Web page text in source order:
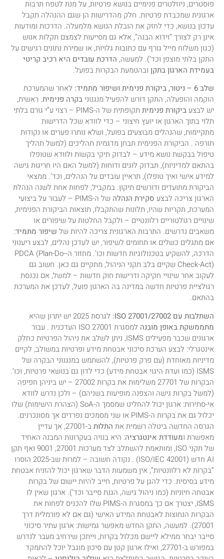
פוסטרים, ניוזלטרים פנימיים בנושא פרטיות, על מנת לטפח תרבות
ארגונית שמכבדת פרטיות. חלק מהדרישות הן שגם ההנהלה תקבל
עדכון בנושא, כדי לחזק את הובלת הנושא מלמעלה. הדרכות ומודעות
אינן רק לצורך “וידוא הבנה”, אלא גם מסייעות לצמצם תקלות אנוש
(כגון משלוח מייל גורף עם כתובות גלויות, או שמירת נתונים רגישים על
התקן בלתי מוצפן וכד’). למעשה, הדרכת עובדים היא רכיב קריטי
בעמידת הארגון בתקן ובהטמעת הבקרות בפועל.
שלב 6 – ניטור, ביקורת פנימית ושיפור מתמיד:
לאחר שהמערכת
הוקמה והופעלה, התקן דורש להפעיל מנגנוניבקרה פנימית. ראשית,
יש לבצעביקורת פנימית
תקופתית של ה-PIMS – רצוי ע”י גורם בלתי
תלוי בתוך הארגון או יועץ חיצוני – כדי לוודא שכל הדרישות
מתקיימות, שהנהלים מבוצעים בפועל, ושלא נותרו פערים או נקודות
תורפה . הביקורת הפנימית תבחן מדגמית תהליכים (למשל תהליך
טיפול בבקשת נושא מידע – לבדוק תיקי בקשות ולוודא שטופלו
בהתאם למדיניות), תבדוק לוגים ודוחות (למשל האם היו חריגות גישה
למידע אישי ואיך טופלו), תראיין עובדים על הנהלים, וכד’. ממצאי
הביקורת מתועדים ודורשים תיקון. במקביל, לפחות אחת לשנה הנהלת
הארגון צריכה לבצע סקירת הנהלה
של ה-PIMS – לעבור על ביצועי
המערכת, תקריות שהיו, תלונות שהתקבלו, תוצאות הביקורת הפנימית,
שינויים רגולטוריים רלוונטיים – ולקבל החלטות על שיפורים או
משאבים נדרשים. התרבות הארגונית צריכה להיות של שיפור מתמיד:
אם מתגלים כשלים או תחומים לשיפור, יש לעדכן נהלים, לבצע ריענוני
הדרכה, להשקיע בטכנולוגיות חדשות וכו’. מחזור ה-PDCA (Plan-Do-
Check-Act) שקיים בלב תקני הניהול, מתקיים גם כאן. חשוב גם
לעקוב אחר שינויי חקיקה ודרישות חוק חדשות – למשל, אם נכנסת
רגולציית פרטיות חדשה במדינה בה הארגון פועל, לעדכן את המערכת
בהתאם.
השתלבות עם ISO 27001/27002:
לגרסת 2025 יש יתרון שהיא
מתממשקת באופן מובנה
למסגרת ISO 27001 העדכנית . עבור
ארגונים שכבר מפעילים ISMS, ניתן לשלב את ניהול הפרטיות כחלק
אינטגרלי: לבצע הערכת סיכוני אבטחת מידע ופרטיות במשולב, לקיים
מדיניות מאוחדת (עם פרק פרטיות), להשתמש במנגנוני הבקרה של
ISMS (כמו ועדת היגוי אבטחת מידע) כדי לדון גם בנושאי פרטיות, וכו’.
הבקרות של 27701 משלימות את בקרות 27002 – יש ביניהן חפיפה
(למשל בקרות גישה והצפנה מופיעות בשניהם) – ולכן נדרש לוודא
אי-סתירות: ארגון יכול להחליט שמסמך ה-SoA (הצהרת הישימות) שלו
יכלול גם את בקרות ה-PIMS או שני מסמכים נפרדים אך מסונכרנים.
הגרסה החדשה ביטלה רשמית את התלות
ב-27001, אך עדיין
מאפשרת ומעודדת אינטגרציה: היא בנויה בעקרונות המבנה האחיד
של תקני ISO, ומותאמת להשתלב לצד מערכות 27001, 9001 ואף תקן
AI חדש (ISO/IEC 42001) . נקודה חשובה – למרות שב-2025 הוסרו
“בקרות לא רלוונטיות”, אין משמעות הדבר שארגון יכול להזניח אבטחת
מידע בסיסית. כדי להגן על פרטיות, חייב להיות יישום של בקרות
אבטחה חיוניות (כמו ניהול גישה, הגנת סייבר וכד’). ארגון שאין לו
ISMS, יצטרך אם כך במסגרת ה-PIMS שלו להכניס לפחות את
הבקרות הנחוצות לאבטחת המידע האישי (גם אם לא פורמלית דרך
27001). למעשה, התקן החדש מאפשר גמישות: ארגון עתיר סיכוני
סייבר יבחר ממילא ליישם מכלול בקרות, וייתכן שירחיב מעבר לנדרש
במפורש ב-27701, ואילו ארגון קטן עם סיכון מוגבל יוכל להתמקד